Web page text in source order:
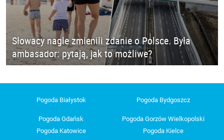
Słowacy nagle zmienili zdanie o Polsce. Była
ambasador: pytają, jak to możliwe?
Pogoda Białystok Pogoda Bydgoszcz
Pogoda Gdańsk
Pogoda Gorzów Wielkopolski
Pogoda Katowice
Pogoda Kielce